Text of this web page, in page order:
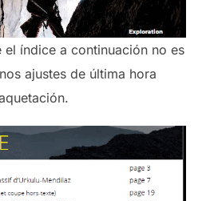
el índice a continuación no es
ajustes de última hora